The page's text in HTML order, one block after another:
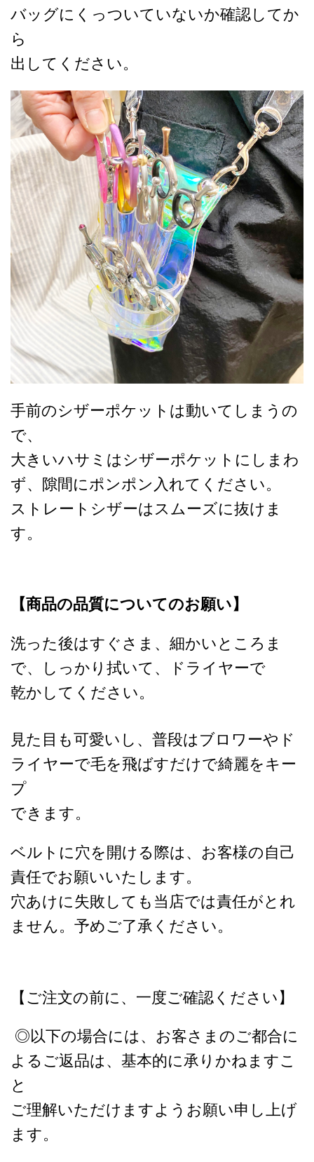
バッグにくっついていないか確認してか
ら
出してください。
手前のシザーポケットは動いてしまうの
で、
大きいハサミはシザーポケットにしまわ
ず、隙間にポンポン入れてください。
ストレートシザーはスムーズに抜けま
す。
【商品の品質についてのお願い】
洗った後はすぐさま、細かいところま
で、しっかり拭いて、ドライヤーで
乾かしてください。
見た目も可愛いし、普段はブロワーやド
ライヤーで毛を飛ばすだけで綺麗をキー
プ
できます。
ベルトに穴を開ける際は、お客様の自己
責任でお願いいたします。
穴あけに失敗しても当店では責任がとれ
ません。予めご了承ください。
【ご注文の前に、一度ご確認ください】
◎以下の場合には、お客さまのご都合に
よるご返品は、基本的に承りかねますこ
と
ご理解いただけますようお願い申し上げ
ます。